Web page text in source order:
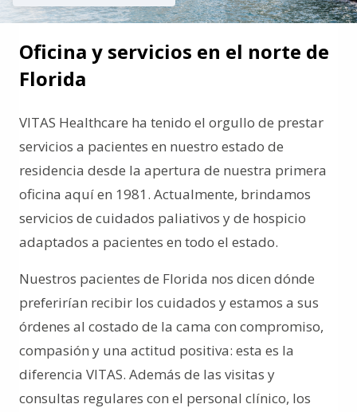
Oficina y servicios en el norte de
Florida
VITAS Healthcare ha tenido el orgullo de prestar
servicios a pacientes en nuestro estado de
residencia desde la apertura de nuestra primera
oficina aquí en 1981. Actualmente, brindamos
servicios de cuidados paliativos y de hospicio
adaptados a pacientes en todo el estado.
Nuestros pacientes de Florida nos dicen dónde
preferirían recibir los cuidados y estamos a sus
órdenes al costado de la cama con compromiso,
compasión y una actitud positiva: esta es la
diferencia VITAS. Además de las visitas y
consultas regulares con el personal clínico, los